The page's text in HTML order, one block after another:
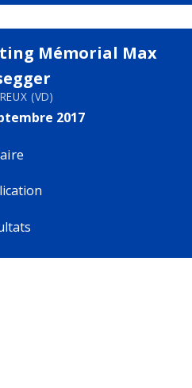
Mémorial Max
(VD)
2017